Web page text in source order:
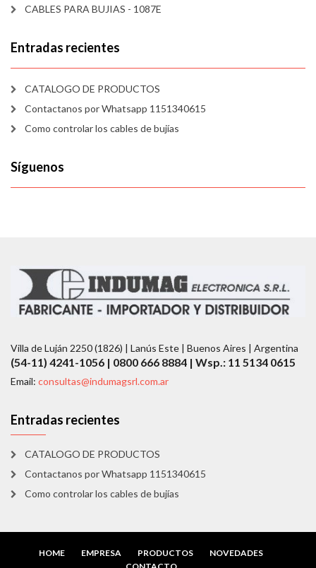
CABLES PARA BUJIAS - 1087E
Entradas recientes
CATALOGO DE PRODUCTOS
Contactanos por Whatsapp 1151340615
Como controlar los cables de bujías
Síguenos
Villa de Luján 2250 (1826) | Lanús Este | Buenos Aires | Argentina
(54-11) 4241-1056 | 0800 666 8884 | Wsp.: 11 5134 0615
Email: consultas@indumagsrl.com.ar
Entradas recientes
CATALOGO DE PRODUCTOS
Contactanos por Whatsapp 1151340615
Como controlar los cables de bujías
HOME EMPRESA PRODUCTOS
NOVEDADES